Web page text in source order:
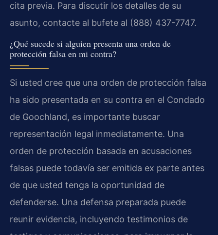
cita previa. Para discutir los detalles de su
asunto, contacte al bufete al (888) 437-7747.
¿Qué sucede si alguien presenta una orden de
protección falsa en mi contra?
Si usted cree que una orden de protección falsa
ha sido presentada en su contra en el Condado
de Goochland, es importante buscar
representación legal inmediatamente. Una
orden de protección basada en acusaciones
falsas puede todavía ser emitida ex parte antes
de que usted tenga la oportunidad de
defenderse. Una defensa preparada puede
reunir evidencia, incluyendo testimonios de